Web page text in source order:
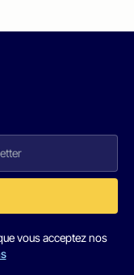
vous acceptez nos